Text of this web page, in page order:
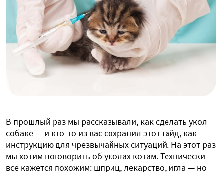
В прошлый раз мы рассказывали, как сделать укол
собаке — и кто-то из вас сохранил этот гайд, как
инструкцию для чрезвычайных ситуаций. На этот раз
мы хотим поговорить об уколах котам. Технически
все кажется похожим: шприц, лекарство, игла — но